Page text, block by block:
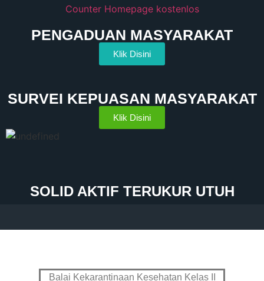
Counter Homepage kostenlos
PENGADUAN MASYARAKAT
Klik Disini
SURVEI KEPUASAN MASYARAKAT
Klik Disini
SOLID AKTIF TERUKUR UTUH
Balai Kekarantinaan Kesehatan Kelas II